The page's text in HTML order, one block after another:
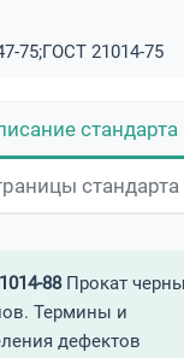
(г/к)
75;ГОСТ 21014-75
стандарта
стандарта
88Прокат
Термины и
дефектов